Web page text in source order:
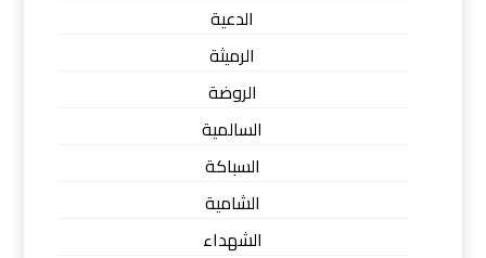
الدعية
الرميثة
الروضة
السالمية
السباكة
الشامية
الشهداء